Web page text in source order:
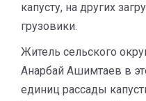
капусту, на других
грузовики.
Житель сельского
Анарбай Ашимтаев в
единиц рассады